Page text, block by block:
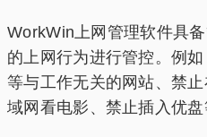
WorkWin上网管理软件具
的上网行为进行管控。例
等与工作无关的网站、禁
域网看电影、禁止插入优盘